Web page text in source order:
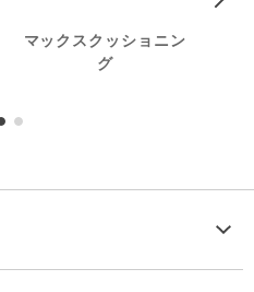
マックスクッショニン
グ